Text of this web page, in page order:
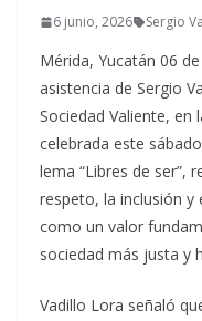
6 junio, 2026 Sergio
Mérida, Yucatán 06
asistencia de Sergio
Sociedad Valiente, en
celebrada este
lema “Libres de ser”,
respeto, la inclusión y
como un valor
sociedad más justa y
Vadillo Lora señaló